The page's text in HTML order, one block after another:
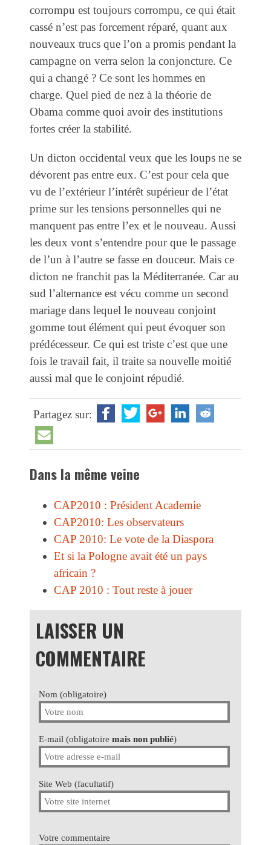
corrompu est toujours corrompu, ce qui était
cassé n’est pas forcement réparé, quant aux
nouveaux trucs que l’on a promis pendant la
campagne on verra selon la conjoncture. Ce
qui a changé ? Ce sont les hommes en
charge. Quel pied de nez à la théorie de
Obama comme quoi avoir des institutions
fortes créer la stabilité.
Un dicton occidental veux que les loups ne se
dévorent pas entre eux. C’est pour cela que
vu de l’extérieur l’intérêt supérieur de l’état
prime sur les tensions personnelles qui ne
manquent pas entre l’ex et le nouveau. Aussi
les deux vont s’entendre pour que le passage
de l’un à l’autre se fasse en douceur. Mais ce
dicton ne franchit pas la Méditerranée. Car au
sud l’alternance est vécu comme un second
mariage dans lequel le nouveau conjoint
gomme tout élément qui peut évoquer son
prédécesseur. Ce qui est triste c’est que une
fois le travail fait, il traite sa nouvelle moitié
aussi mal que le conjoint répudié.
Partagez sur:
Dans la même veine
CAP2010 : Président Academie
CAP2010: Les observateurs
CAP 2010: Le vote de la Diaspora
Et si la Pologne avait été un pays
africain ?
CAP 2010 : Tout reste à jouer
LAISSER UN
COMMENTAIRE
Nom (obligatoire)
E-mail (obligatoire mais non publié)
Site Web (facultatif)
Votre commentaire